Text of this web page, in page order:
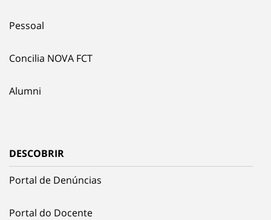
Pessoal
Concilia NOVA FCT
Alumni
DESCOBRIR
Portal de Denúncias
Portal do Docente